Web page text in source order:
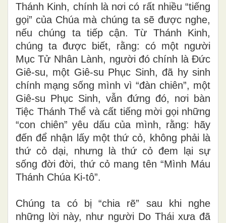
Thánh Kinh, chính là nơi có rất nhiều “tiếng
gọi” của Chúa mà chúng ta sẽ được nghe,
nếu chúng ta tiếp cận. Từ Thánh Kinh,
chúng ta được biết, rằng: có một người
Mục Tử Nhân Lành, người đó chính là Đức
Giê-su, một Giê-su Phục Sinh, đã hy sinh
chính mạng sống mình vì “đàn chiên”, một
Giê-su Phục Sinh, vẫn đứng đó, nơi bàn
Tiệc Thánh Thể và cất tiếng mời gọi những
“con chiên” yêu dấu của mình, rằng: hãy
đến để nhận lấy một thứ cỏ, không phải là
thứ cỏ dại, nhưng là thứ cỏ đem lại sự
sống đời đời, thứ cỏ mang tên “Mình Máu
Thánh Chúa Ki-tô”.
Chúng ta có bị “chia rẽ” sau khi nghe
những lời này, như người Do Thái xưa đã